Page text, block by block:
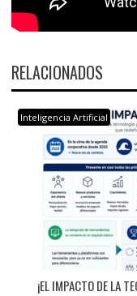
RELACIONADOS
Inteligencia Artificial
¡EL IMPACTO DE LA